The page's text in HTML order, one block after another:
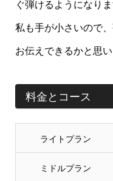
ぐ弾けるようになりま
私も手が小さいので
お伝えできるかと思い
料金とコース
ライトプラン
ミドルプラン